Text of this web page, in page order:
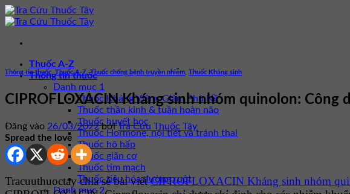
Bỏ
qua
dung
Thuốc A-Z
Thông tin thuốc
Danh mục 1
Thuốc Kháng Viêm, Giảm Phù Nề
Thuốc thần kinh & tuần hoàn não
Thuốc huyết học
Thuốc Hormone, nội tiết và tránh thai
Thuốc hô hấp
Thuốc giãn cơ
Thuốc tim mạch
Thuốc tiêu hóa đường ruột
Danh mục 2
Thông tin thuốc Thuốc A-Z ,Thuốc chống bệnh truyền nhiễm Thuốc Kháng sinh
CIPROFLOXACIN Kháng sinh nhóm quinolon: Công
Đăng vào 26/03/2022 bởiTra Cứu Thuốc Tây
Spread the love
Tracuuthuoctay chia sẻ bài viếtCIPROFLOXACIN Kháng sinh nhóm